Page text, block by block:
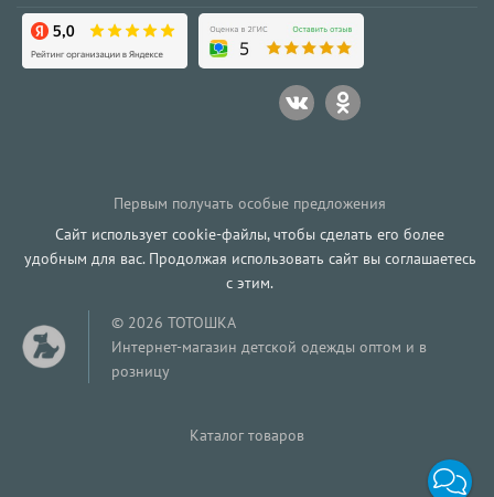
Первым получать особые предложения
Сайт использует cookie-файлы, чтобы сделать его более
удобным для вас. Продолжая использовать сайт вы соглашаетесь
с этим.
© 2026 ТОТОШКА
Интернет-магазин детской одежды оптом и в
розницу
Каталог товаров